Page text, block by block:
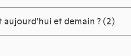
aujourd'hui et demain ? (2)